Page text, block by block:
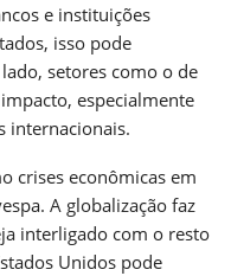
e instituições
isso pode
setores como o de
especialmente
internacionais.
crises econômicas em
A globalização faz
interligado com o resto
Unidos pode